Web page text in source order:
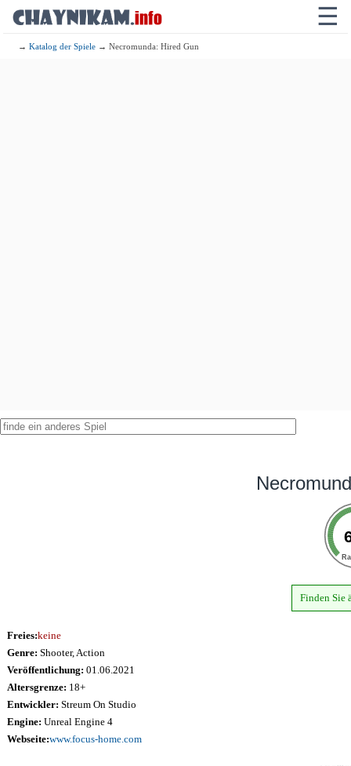
☰
→Katalog der Spiele → Necromunda: Hired Gun
Finden Sie
Freies:keine
Genre: Shooter, Action
Veröffentlichung: 01.06.2021
Altersgrenze: 18+
Entwickler: Streum On Studio
Engine: Unreal Engine 4
Webseite:www.focus-home.com